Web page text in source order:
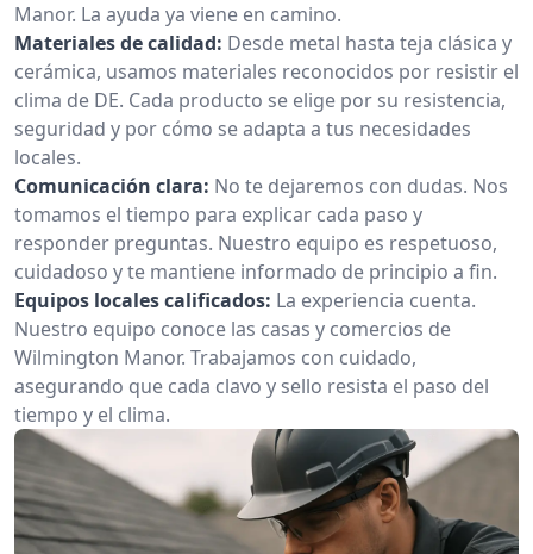
Manor. La ayuda ya viene en camino.
Materiales de calidad: Desde metal hasta teja clásica y
cerámica, usamos materiales reconocidos por resistir el
clima de DE. Cada producto se elige por su resistencia,
seguridad y por cómo se adapta a tus necesidades
locales.
Comunicación clara: No te dejaremos con dudas. Nos
tomamos el tiempo para explicar cada paso y
responder preguntas. Nuestro equipo es respetuoso,
cuidadoso y te mantiene informado de principio a fin.
Equipos locales calificados: La experiencia cuenta.
Nuestro equipo conoce las casas y comercios de
Wilmington Manor. Trabajamos con cuidado,
asegurando que cada clavo y sello resista el paso del
tiempo y el clima.